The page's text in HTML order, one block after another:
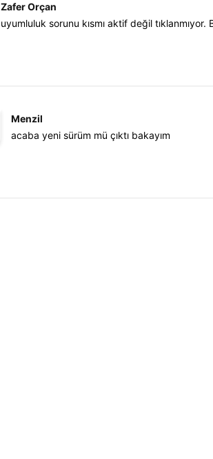
Zafer Orçan
uyumluluk sorunu kısmı aktif değil
Menzil
acaba yeni sürüm mü çıktı bakayım